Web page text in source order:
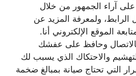
على آراء الجمهور من خلال
الرابط، ولمعرفة المزيد عن
الموقع الإلكتروني أنا.
بالاتصال وحافظ على عفشك
والاحتكاك الذي يسبب لك
التي تحتاج صيانة بمبالغ ضخمة